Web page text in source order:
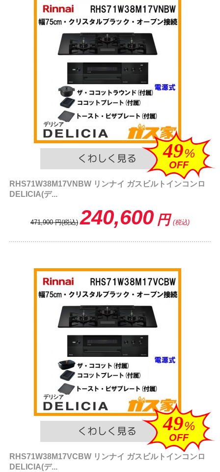
49%
OFF
RHS71W38M17VNBW リンナイ ガスビルトインコンロ
DELICIA(デ...
471,900 円(税込) 240,600 円 (税込)
49%
OFF
RHS71W38M17VCBW リンナイ ガスビルトインコンロ
DELICIA(デ...